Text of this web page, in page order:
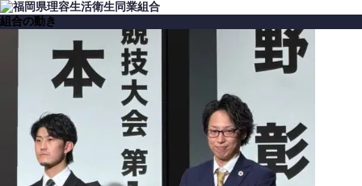
組合の動き